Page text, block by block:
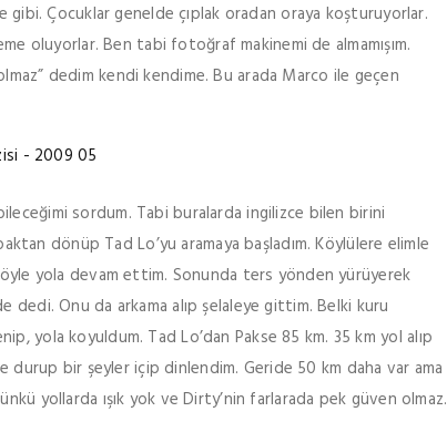
Çocuklar genelde çıplak oradan oraya koşturuyorlar.
oluyorlar. Ben tabi fotoğraf makinemi de almamışım.
dedim kendi kendime. Bu arada Marco ile geçen
sordum. Tabi buralarda ingilizce bilen birini
dönüp Tad Lo’yu aramaya başladım. Köylülere elimle
yola devam ettim. Sonunda ters yönden yürüyerek
Onu da arkama alıp şelaleye gittim. Belki kuru
yola koyuldum. Tad Lo’dan Pakse 85 km. 35 km yol alıp
durup bir şeyler içip dinlendim. Geride 50 km daha var ama
yollarda ışık yok ve Dirty’nin farlarada pek güven olmaz.